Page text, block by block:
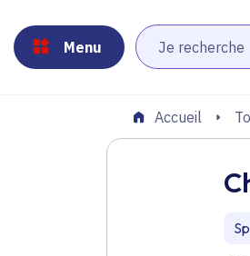
Menu
Accueil